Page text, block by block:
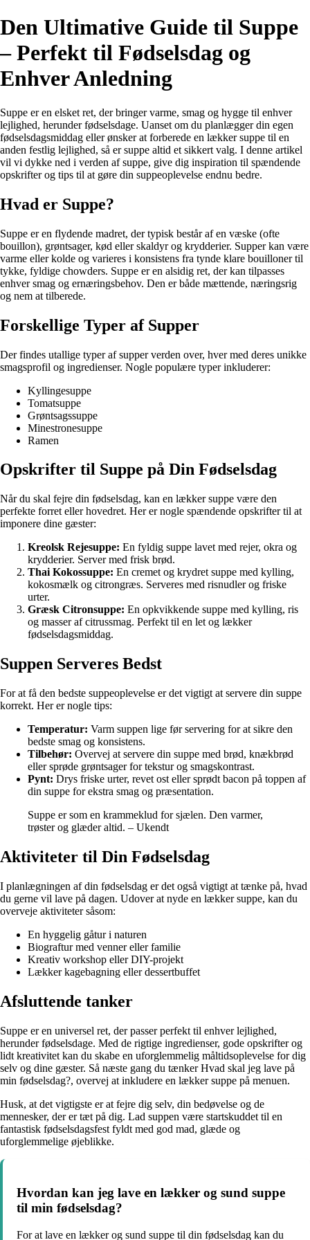
Den Ultimative Guide til Suppe
– Perfekt til Fødselsdag og
Enhver Anledning
Suppe er en elsket ret, der bringer varme, smag og hygge til enhver
lejlighed, herunder fødselsdage. Uanset om du planlægger din egen
fødselsdagsmiddag eller ønsker at forberede en lækker suppe til en
anden festlig lejlighed, så er suppe altid et sikkert valg. I denne artikel
vil vi dykke ned i verden af suppe, give dig inspiration til spændende
opskrifter og tips til at gøre din suppeoplevelse endnu bedre.
Hvad er Suppe?
Suppe er en flydende madret, der typisk består af en væske (ofte
bouillon), grøntsager, kød eller skaldyr og krydderier. Supper kan være
varme eller kolde og varieres i konsistens fra tynde klare bouilloner til
tykke, fyldige chowders. Suppe er en alsidig ret, der kan tilpasses
enhver smag og ernæringsbehov. Den er både mættende, næringsrig
og nem at tilberede.
Forskellige Typer af Supper
Der findes utallige typer af supper verden over, hver med deres unikke
smagsprofil og ingredienser. Nogle populære typer inkluderer:
Kyllingesuppe
Tomatsuppe
Grøntsagssuppe
Minestronesuppe
Ramen
Opskrifter til Suppe på Din Fødselsdag
Når du skal fejre din fødselsdag, kan en lækker suppe være den
perfekte forret eller hovedret. Her er nogle spændende opskrifter til at
imponere dine gæster:
Kreolsk Rejesuppe: En fyldig suppe lavet med rejer, okra og
krydderier. Server med frisk brød.
Thai Kokossuppe: En cremet og krydret suppe med kylling,
kokosmælk og citrongræs. Serveres med risnudler og friske
urter.
Græsk Citronsuppe: En opkvikkende suppe med kylling, ris
og masser af citrussmag. Perfekt til en let og lækker
fødselsdagsmiddag.
Suppen Serveres Bedst
For at få den bedste suppeoplevelse er det vigtigt at servere din suppe
korrekt. Her er nogle tips:
Temperatur: Varm suppen lige før servering for at sikre den
bedste smag og konsistens.
Tilbehør: Overvej at servere din suppe med brød, knækbrød
eller sprøde grøntsager for tekstur og smagskontrast.
Pynt: Drys friske urter, revet ost eller sprødt bacon på toppen af
din suppe for ekstra smag og præsentation.
Suppe er som en krammeklud for sjælen. Den varmer,
trøster og glæder altid. – Ukendt
Aktiviteter til Din Fødselsdag
I planlægningen af din fødselsdag er det også vigtigt at tænke på, hvad
du gerne vil lave på dagen. Udover at nyde en lækker suppe, kan du
overveje aktiviteter såsom:
En hyggelig gåtur i naturen
Biograftur med venner eller familie
Kreativ workshop eller DIY-projekt
Lækker kagebagning eller dessertbuffet
Afsluttende tanker
Suppe er en universel ret, der passer perfekt til enhver lejlighed,
herunder fødselsdage. Med de rigtige ingredienser, gode opskrifter og
lidt kreativitet kan du skabe en uforglemmelig måltidsoplevelse for dig
selv og dine gæster. Så næste gang du tænker Hvad skal jeg lave på
min fødselsdag?, overvej at inkludere en lækker suppe på menuen.
Husk, at det vigtigste er at fejre dig selv, din bedøvelse og de
mennesker, der er tæt på dig. Lad suppen være startskuddet til en
fantastisk fødselsdagsfest fyldt med god mad, glæde og
uforglemmelige øjeblikke.
Hvordan kan jeg lave en lækker og sund suppe
til min fødselsdag?
For at lave en lækker og sund suppe til din fødselsdag kan du